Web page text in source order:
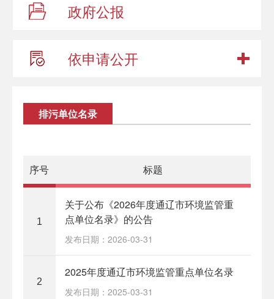
政府公报
依申请公开
排污单位名录
序号 标题
1
关于公布《2026年度通辽市环境监管重
点单位名录》的公告
发布日期：2026-03-31
2
2025年度通辽市环境监管重点单位名录
发布日期：2025-03-31